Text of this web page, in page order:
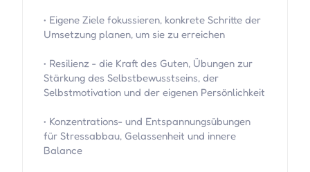
• Eigene Ziele fokussieren, konkrete Schritte der
Umsetzung planen, um sie zu erreichen
• Resilienz - die Kraft des Guten, Übungen zur
Stärkung des Selbstbewusstseins, der
Selbstmotivation und der eigenen Persönlichkeit
• Konzentrations- und Entspannungsübungen
für Stressabbau, Gelassenheit und innere
Balance